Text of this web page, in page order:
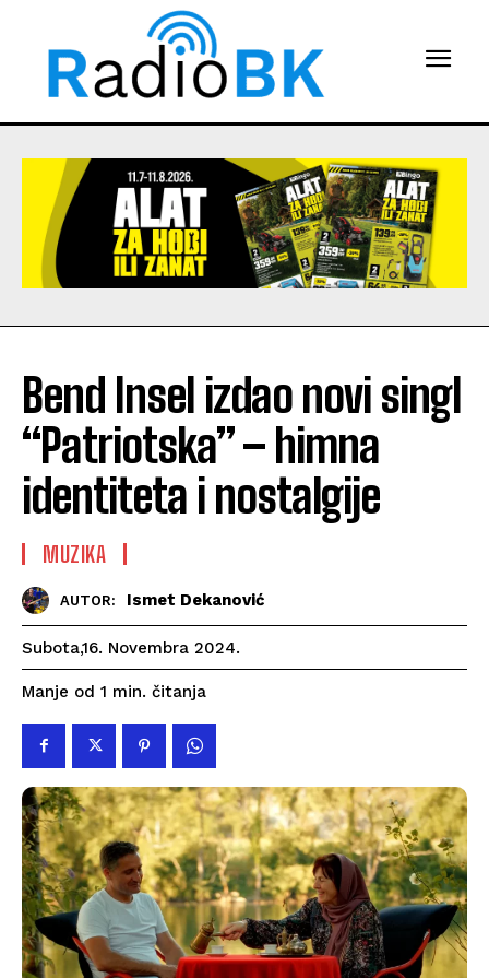
Bend Insel izdao novi singl
“Patriotska” – himna
identiteta i nostalgije
MUZIKA
AUTOR: Ismet Dekanović
Subota,16. Novembra 2024.
Manje od 1 min. čitanja